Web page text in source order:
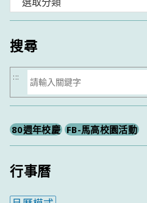
類
搜尋
搜
尋
:::
80週年校慶 FB-馬高校園活動
行事曆